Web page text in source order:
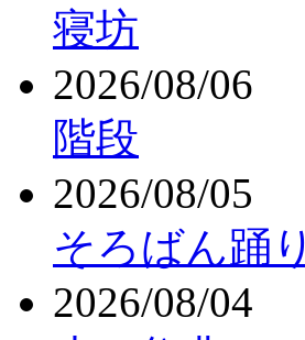
寝坊
2026/08/06
階段
2026/08/05
そろばん踊り
2026/08/04